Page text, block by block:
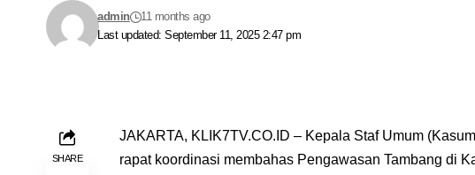
Last updated: September 11, 2025 2:47 pm
admin 11 months ago
SHARE
JAKARTA, KLIK7TV.CO.ID – Kepala Staf Umum
rapat koordinasi membahas Pengawasan Tambang di